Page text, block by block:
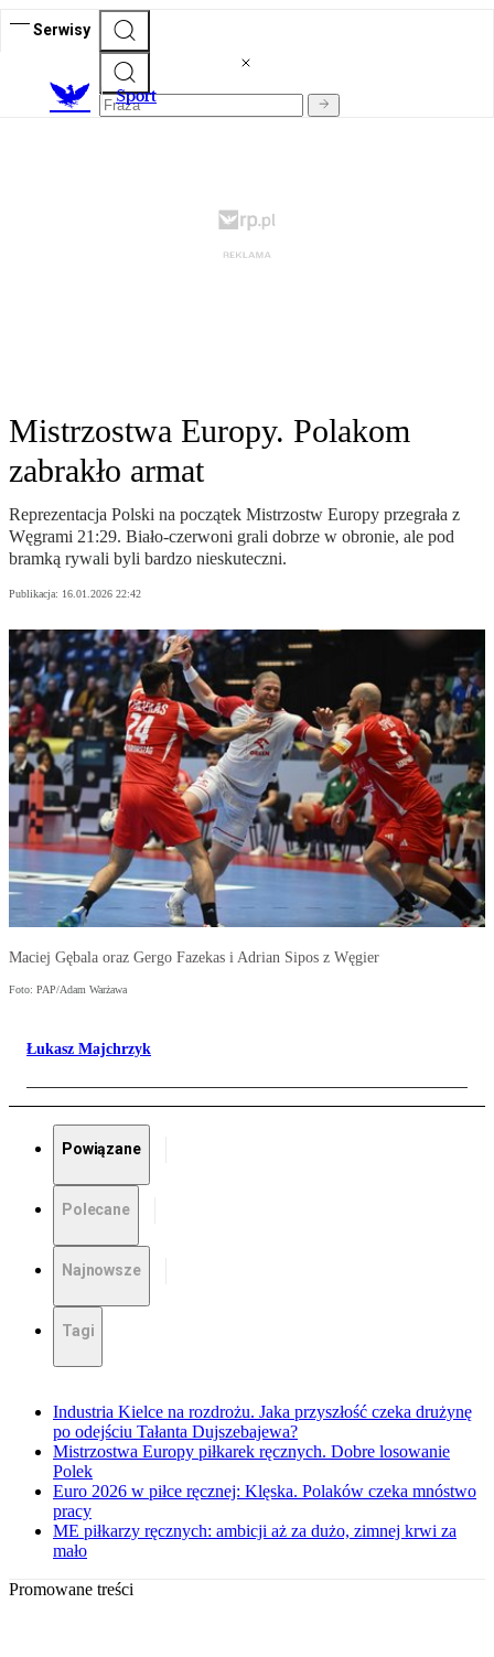
Serwisy
Sport
Mistrzostwa Europy. Polakom
zabrakło armat
Reprezentacja Polski na początek Mistrzostw Europy przegrała z
Węgrami 21:29. Biało-czerwoni grali dobrze w obronie, ale pod
bramką rywali byli bardzo nieskuteczni.
Publikacja: 16.01.2026 22:42
Maciej Gębala oraz Gergo Fazekas i Adrian Sipos z Węgier
Foto: PAP/Adam Warżawa
Łukasz Majchrzyk
Powiązane
Polecane
Najnowsze
Tagi
Industria Kielce na rozdrożu. Jaka przyszłość czeka drużynę
po odejściu Tałanta Dujszebajewa?
Mistrzostwa Europy piłkarek ręcznych. Dobre losowanie
Polek
Euro 2026 w piłce ręcznej: Klęska. Polaków czeka mnóstwo
pracy
ME piłkarzy ręcznych: ambicji aż za dużo, zimnej krwi za
mało
Promowane treści